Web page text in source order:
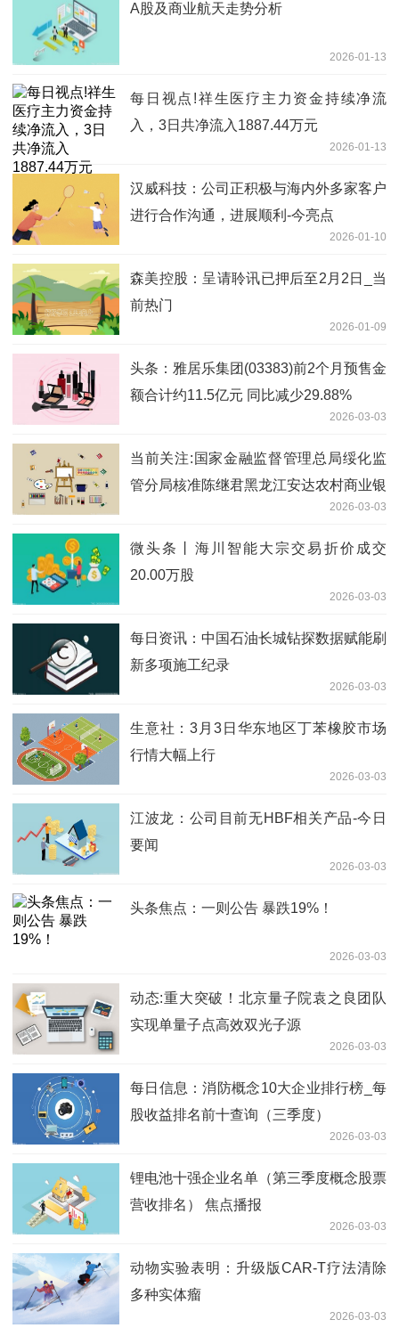
A股及商业航天走势分析
2026-01-13
每日视点!祥生医疗主力资金持续净流
入，3日共净流入1887.44万元
2026-01-13
汉威科技：公司正积极与海内外多家客户
进行合作沟通，进展顺利-今亮点
2026-01-10
森美控股：呈请聆讯已押后至2月2日_当
前热门
2026-01-09
头条：雅居乐集团(03383)前2个月预售金
额合计约11.5亿元 同比减少29.88%
2026-03-03
当前关注:国家金融监督管理总局绥化监
管分局核准陈继君黑龙江安达农村商业银
2026-03-03
微头条丨海川智能大宗交易折价成交
20.00万股
2026-03-03
每日资讯：中国石油长城钻探数据赋能刷
新多项施工纪录
2026-03-03
生意社：3月3日华东地区丁苯橡胶市场
行情大幅上行
2026-03-03
江波龙：公司目前无HBF相关产品-今日
要闻
2026-03-03
头条焦点：一则公告 暴跌19%！
2026-03-03
动态:重大突破！北京量子院袁之良团队
实现单量子点高效双光子源
2026-03-03
每日信息：消防概念10大企业排行榜_每
股收益排名前十查询（三季度）
2026-03-03
锂电池十强企业名单（第三季度概念股票
营收排名） 焦点播报
2026-03-03
动物实验表明：升级版CAR-T疗法清除
多种实体瘤
2026-03-03